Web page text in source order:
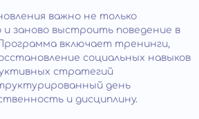
важно не только
заново выстроить поведение в
включает тренинги,
социальных навыков
стратегий
день
и дисциплину.